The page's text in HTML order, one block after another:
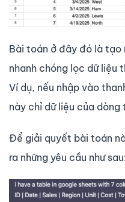
Bài toán ở đây đó là
nhanh chóng lọc dữ liệu
Ví dụ, nếu nhập vào
này chỉ dữ liệu của
Để giải quyết bài toán
ra những yêu cầu như